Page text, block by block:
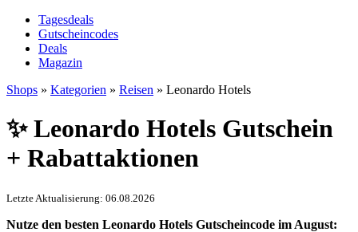
Tagesdeals
Gutscheincodes
Deals
Magazin
Shops » Kategorien » Reisen » Leonardo Hotels
✨ Leonardo Hotels Gutschein
+ Rabattaktionen
Letzte Aktualisierung: 06.08.2026
Nutze den besten Leonardo Hotels Gutscheincode im August: